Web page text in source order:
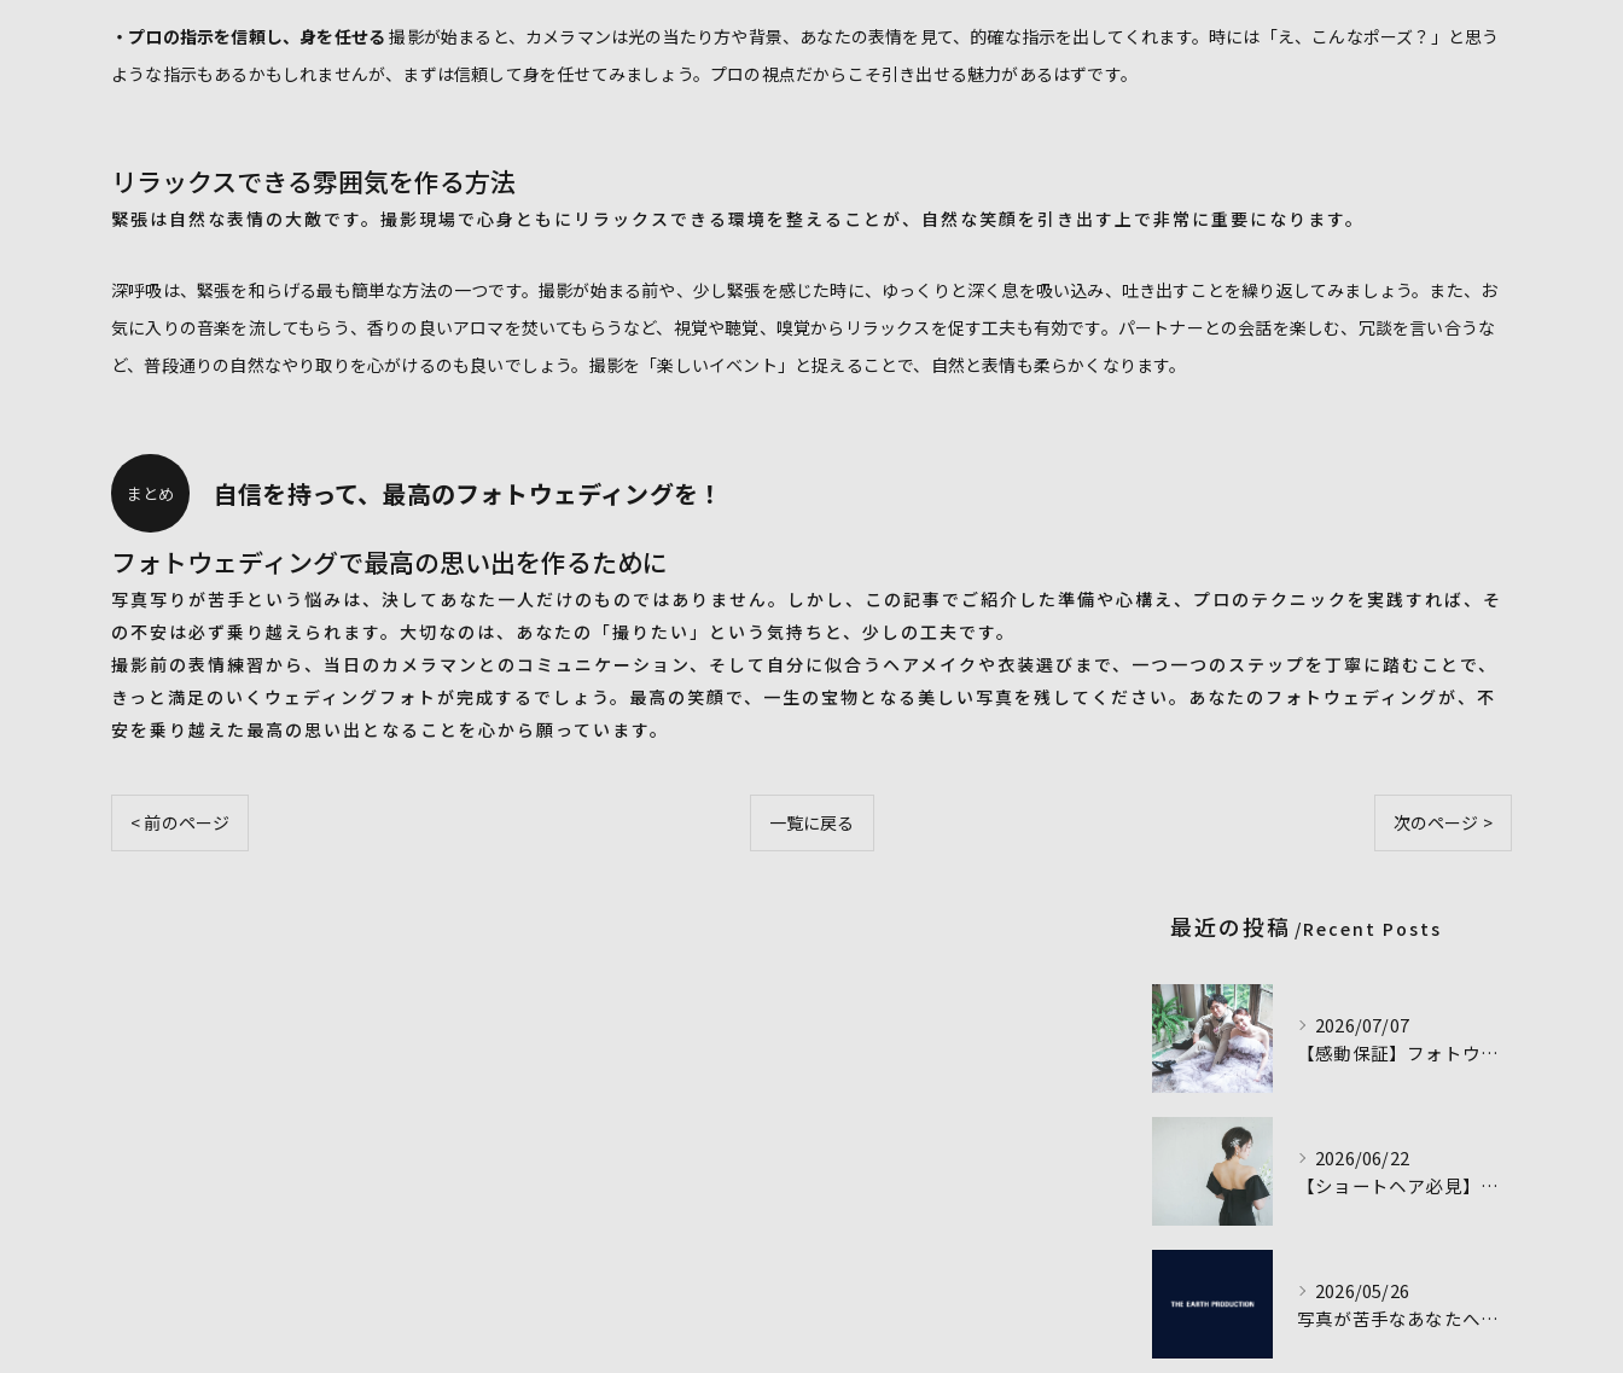
・プロの指示を信頼し、身を任せる 撮影が始まると、カメラマンは光の当たり方や背景、あなたの表情を見て、的確な指示を出してくれます。時には「え、こんなポーズ？」と思う
ような指示もあるかもしれませんが、まずは信頼して身を任せてみましょう。プロの視点だからこそ引き出せる魅力があるはずです。
リラックスできる雰囲気を作る方法
緊張は自然な表情の大敵です。撮影現場で心身ともにリラックスできる環境を整えることが、自然な笑顔を引き出す上で非常に重要になります。
深呼吸は、緊張を和らげる最も簡単な方法の一つです。撮影が始まる前や、少し緊張を感じた時に、ゆっくりと深く息を吸い込み、吐き出すことを繰り返してみましょう。また、お
気に入りの音楽を流してもらう、香りの良いアロマを焚いてもらうなど、視覚や聴覚、嗅覚からリラックスを促す工夫も有効です。パートナーとの会話を楽しむ、冗談を言い合うな
ど、普段通りの自然なやり取りを心がけるのも良いでしょう。撮影を「楽しいイベント」と捉えることで、自然と表情も柔らかくなります。
自信を持って、最高のフォトウェディングを！
まとめ
フォトウェディングで最高の思い出を作るために
写真写りが苦手という悩みは、決してあなた一人だけのものではありません。しかし、この記事でご紹介した準備や心構え、プロのテクニックを実践すれば、そ
の不安は必ず乗り越えられます。大切なのは、あなたの「撮りたい」という気持ちと、少しの工夫です。
撮影前の表情練習から、当日のカメラマンとのコミュニケーション、そして自分に似合うヘアメイクや衣装選びまで、一つ一つのステップを丁寧に踏むことで、
きっと満足のいくウェディングフォトが完成するでしょう。最高の笑顔で、一生の宝物となる美しい写真を残してください。あなたのフォトウェディングが、不
安を乗り越えた最高の思い出となることを心から願っています。
< 前のページ 一覧に戻る 次のページ >
最近の投稿 Recent Posts
2026/07/07
【感動保証】フォトウェディングを最高のサプライズに！二人だけの特別な瞬間を作るアイデア集
2026/06/22
【ショートヘア必見】フォトウェディングで輝く！おしゃれ髪型＆アクセサリー完全ガイド
2026/05/26
写真が苦手なあなたへ贈る！失敗しないフォトウェディング撮影の全対策